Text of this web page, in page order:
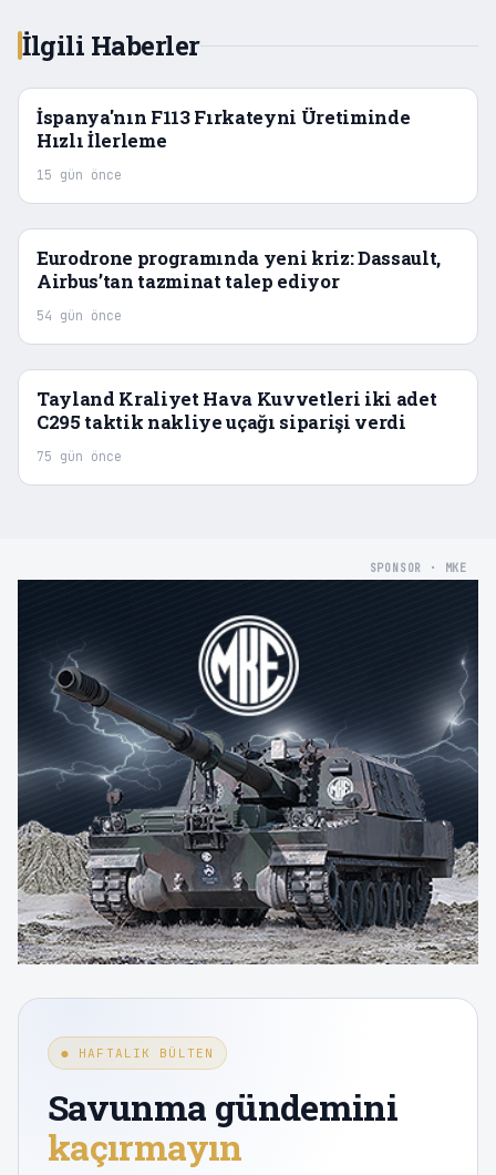
İlgili Haberler
İspanya'nın F113 Fırkateyni Üretiminde
Hızlı İlerleme
15 gün önce
Eurodrone programında yeni kriz: Dassault,
Airbus’tan tazminat talep ediyor
54 gün önce
Tayland Kraliyet Hava Kuvvetleri iki adet
C295 taktik nakliye uçağı siparişi verdi
75 gün önce
SPONSOR · MKE
● HAFTALIK BÜLTEN
Savunma gündemini
kaçırmayın